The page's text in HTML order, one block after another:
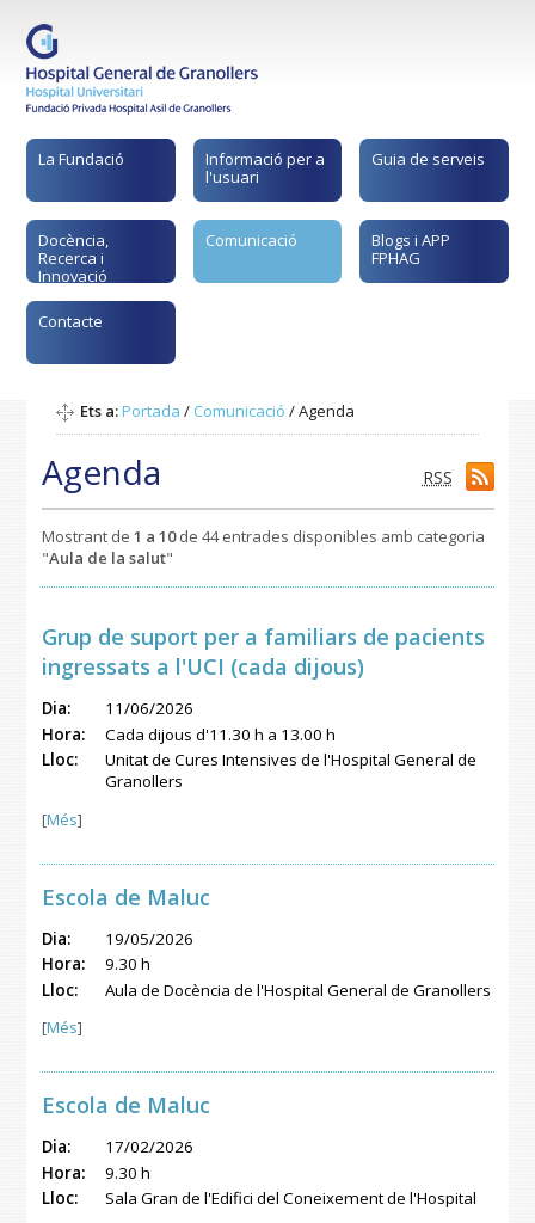
La Fundació
Informació per a
l'usuari
Guia de serveis
Docència,
Recerca i
Innovació
Comunicació
Blogs i APP
FPHAG
Contacte
Ets a:Portada / Comunicació /Agenda
Agenda RSS
Mostrant de 1 a 10de 44 entrades disponibles amb categoria
"Aula de la salut"
Grup de suport per a familiars de pacients
ingressats a l'UCI (cada dijous)
Dia:
11/06/2026
Hora:
Cada dijous d'11.30 h a 13.00 h
Lloc:
Unitat de Cures Intensives de l'Hospital General de
Granollers
[Més]
Escola de Maluc
Dia:
19/05/2026
Hora:
9.30 h
Lloc:
Aula de Docència de l'Hospital General de Granollers
[Més]
Escola de Maluc
Dia:
17/02/2026
Hora:
9.30 h
Lloc:
Sala Gran de l'Edifici del Coneixement de l'Hospital